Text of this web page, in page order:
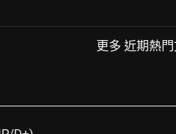
更多 近期熱門